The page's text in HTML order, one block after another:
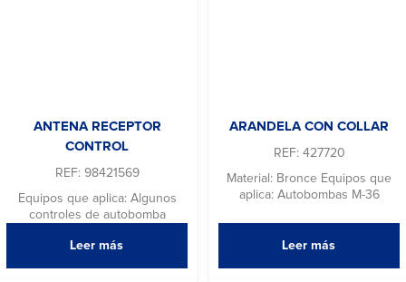
ANTENA RECEPTOR
CONTROL
REF: 98421569
Equipos que aplica: Algunos
controles de autobomba
Leer más
ARANDELA CON COLLAR
REF: 427720
Material: Bronce Equipos que
aplica: Autobombas M-36
Leer más